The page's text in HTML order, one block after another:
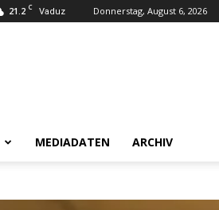
21.2 C Vaduz Donnerstag, August 6, 2026
MEDIADATEN ARCHIV